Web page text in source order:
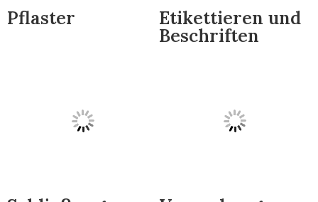
Pflaster Etikettieren und
Beschriften